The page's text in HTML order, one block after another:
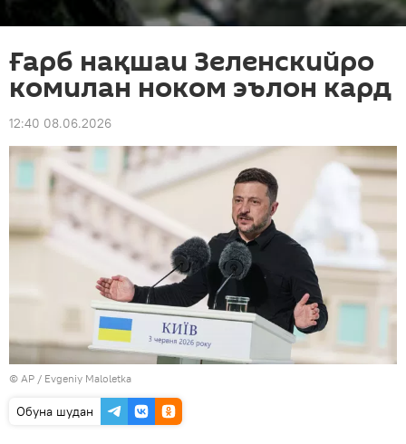
Ғарб нақшаи Зеленскийро
комилан ноком эълон кард
12:40 08.06.2026
© AP / Evgeniy Maloletka
Обуна шудан